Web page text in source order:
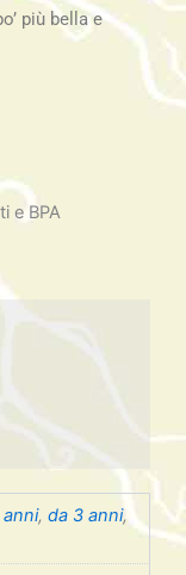
più bella e
e BPA
, da 3 anni,